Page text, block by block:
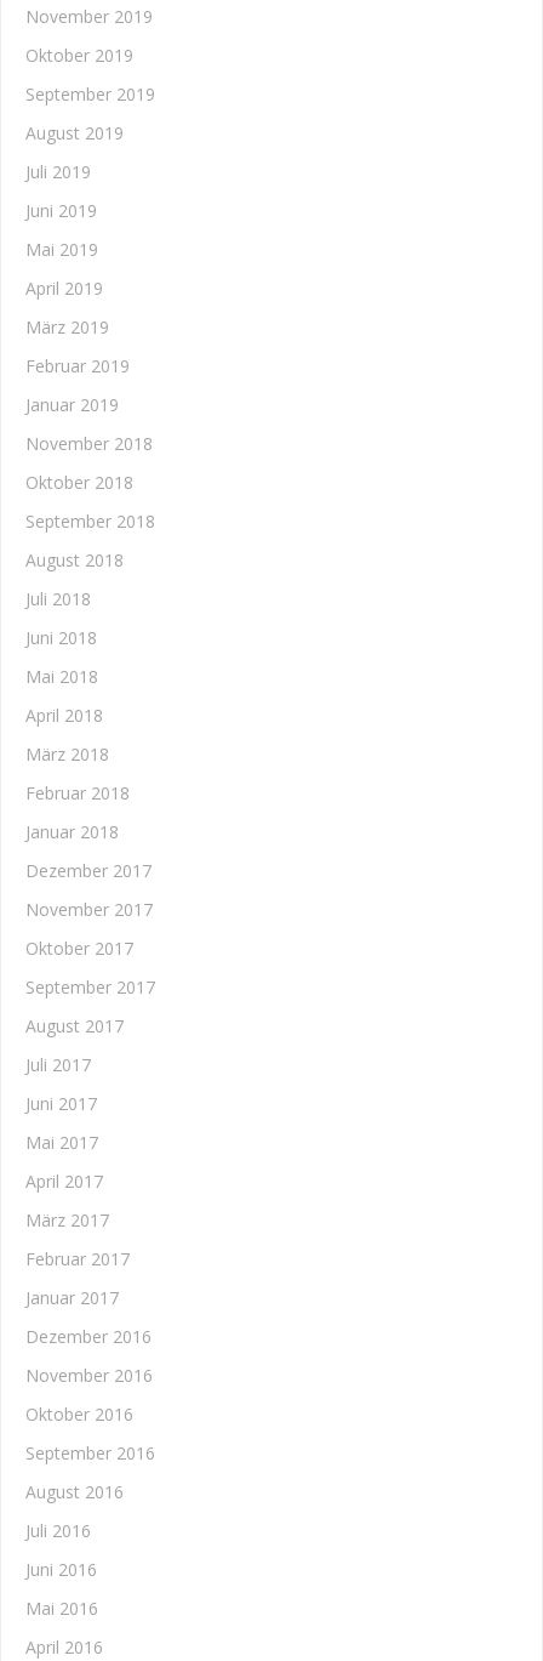
November 2019
Oktober 2019
September 2019
August 2019
Juli 2019
Juni 2019
Mai 2019
April 2019
März 2019
Februar 2019
Januar 2019
November 2018
Oktober 2018
September 2018
August 2018
Juli 2018
Juni 2018
Mai 2018
April 2018
März 2018
Februar 2018
Januar 2018
Dezember 2017
November 2017
Oktober 2017
September 2017
August 2017
Juli 2017
Juni 2017
Mai 2017
April 2017
März 2017
Februar 2017
Januar 2017
Dezember 2016
November 2016
Oktober 2016
September 2016
August 2016
Juli 2016
Juni 2016
Mai 2016
April 2016